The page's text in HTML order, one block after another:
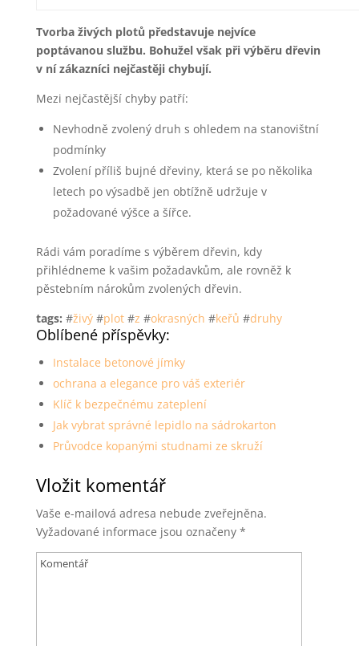
Tvorba živých plotů představuje nejvíce
poptávanou službu. Bohužel však při výběru dřevin
v ní zákazníci nejčastěji chybují.
Mezi nejčastější chyby patří:
Nevhodně zvolený druh s ohledem na stanovištní
podmínky
Zvolení příliš bujné dřeviny, která se po několika
letech po výsadbě jen obtížně udržuje v
požadované výšce a šířce.
Rádi vám poradíme s výběrem dřevin, kdy
přihlédneme k vašim požadavkům, ale rovněž k
pěstebním nárokům zvolených dřevin.
tags: #živý#plot#z #okrasných #keřů #druhy
Oblíbené příspěvky:
Instalace betonové jímky
ochrana a elegance pro váš exteriér
Klíč k bezpečnému zateplení
Jak vybrat správné lepidlo na sádrokarton
Průvodce kopanými studnami ze skruží
Vložit komentář
Vaše e-mailová adresa nebude zveřejněna.
Vyžadované informace jsou označeny *